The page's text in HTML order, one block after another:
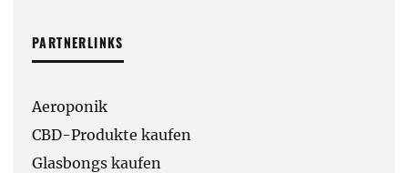
PARTNERLINKS
Aeroponik
CBD-Produkte kaufen
Glasbongs kaufen